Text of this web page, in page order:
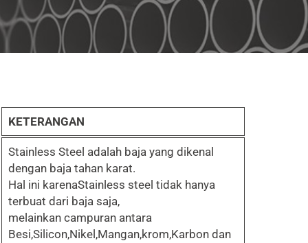
KETERANGAN
Stainless Steel adalah baja yang dikenal
dengan baja tahan karat.
Hal ini karenaStainless steel tidak hanya
terbuat dari baja saja,
melainkan campuran antara
Besi,Silicon,Nikel,Mangan,krom,Karbon dan